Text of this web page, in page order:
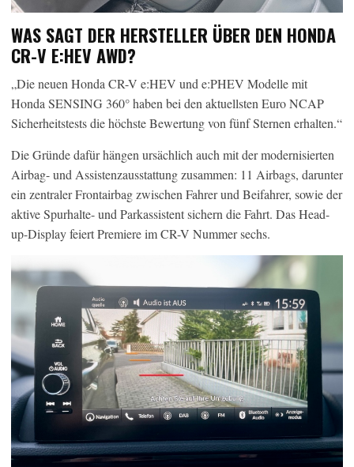
WAS SAGT DER HERSTELLER ÜBER DEN HONDA
CR-V E:HEV AWD?
„Die neuen Honda CR-V e:HEV und e:PHEV Modelle mit
Honda SENSING 360° haben bei den aktuellsten Euro NCAP
Sicherheitstests die höchste Bewertung von fünf Sternen erhalten.“
Die Gründe dafür hängen ursächlich auch mit der modernisierten
Airbag- und Assistenzausstattung zusammen: 11 Airbags, darunter
ein zentraler Frontairbag zwischen Fahrer und Beifahrer, sowie der
aktive Spurhalte- und Parkassistent sichern die Fahrt. Das Head-
up-Display feiert Premiere im CR-V Nummer sechs.